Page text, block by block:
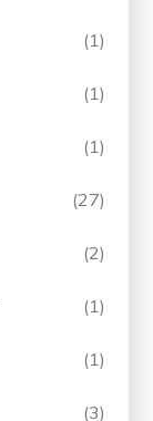
(1)
(1)
(1)
(27)
(2)
(1)
(1)
(3)